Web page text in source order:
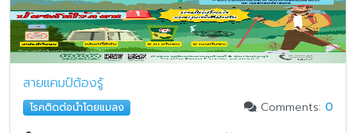
สายแคมป์ต้องรู้
โรคติดต่อนำโดยแมลง Comments: 0